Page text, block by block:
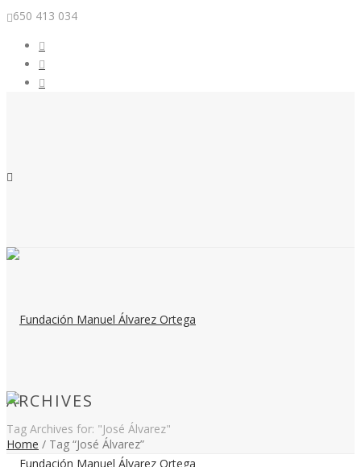
650 413 034
ARCHIVES
Tag Archives for: "José Álvarez"
Home / Tag “José Álvarez”